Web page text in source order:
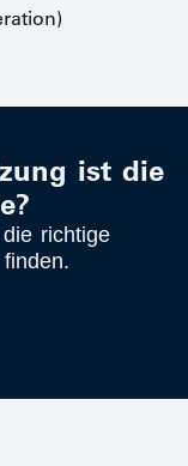
ist die
richtige